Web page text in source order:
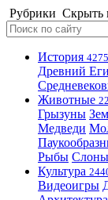
Рубрики Скрыть
История 4275
Древний
Животные
Грызуны
Медведи
Рыбы Слоны
Культура
Видеоигры